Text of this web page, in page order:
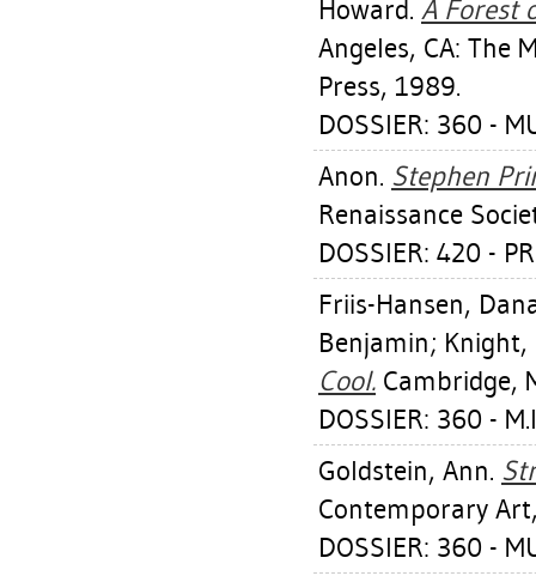
Howard. A Forest
Angeles, CA: The
Press, 1989.
DOSSIER: 360 -
Anon. Stephen
Renaissance
DOSSIER: 420 -
Friis-Hansen,
Benjamin;
Cool. Cambridge,
DOSSIER: 360 -
Goldstein, Ann.
Contemporary
DOSSIER: 360 -